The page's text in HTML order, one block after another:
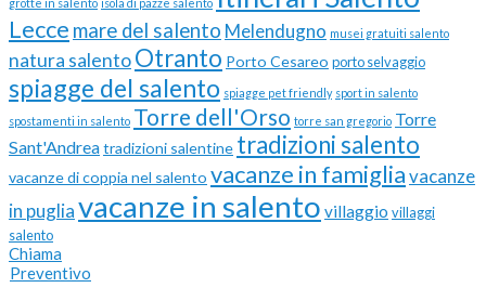
grotte in salento isola di pazze salento
Lecce mare del salento Melendugno musei gratuiti salento
natura salentoOtranto Porto Cesareo porto selvaggio
spiagge del salento spiagge pet friendly sport in salento
spostamenti in salento Torre dell'Orso torre san gregorio Torre
Sant'Andreatradizioni salentine tradizioni salento
vacanze di coppia nel salento vacanze in famigliavacanze
in pugliavacanze in salento villaggio villaggi
salento
Chiama
Preventivo